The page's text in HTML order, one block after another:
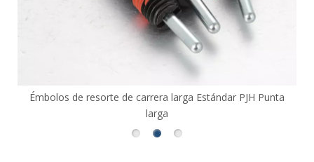
carrera larga Estándar PJH Punta
Perno con extremo esférico